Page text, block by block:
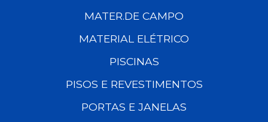
MATER.DE CAMPO
MATERIAL ELÉTRICO
PISCINAS
PISOS E REVESTIMENTOS
PORTAS E JANELAS